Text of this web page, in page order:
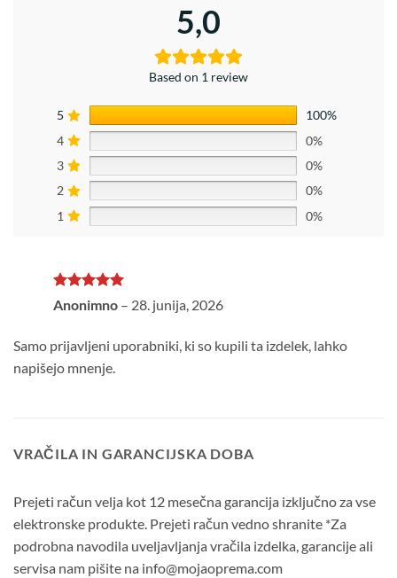
5,0
Based on 1 review
5
100%
4
0%
3
0%
2
0%
1
0%
Ocenjeno5
od 5
Anonimno – 28. junija, 2026
Samo prijavljeni uporabniki, ki so kupili ta izdelek, lahko
napišejo mnenje.
VRAČILA IN GARANCIJSKA DOBA
Prejeti račun velja kot 12 mesečna garancija izključno za vse
elektronske produkte. Prejeti račun vedno shranite *Za
podrobna navodila uveljavljanja vračila izdelka, garancije ali
servisa nam pišite na info@mojaoprema.com